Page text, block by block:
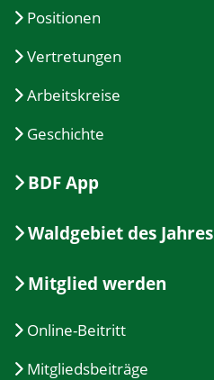
Positionen
Vertretungen
Arbeitskreise
Geschichte
BDF App
Waldgebiet des Jahres
Mitglied werden
Online-Beitritt
Mitgliedsbeiträge